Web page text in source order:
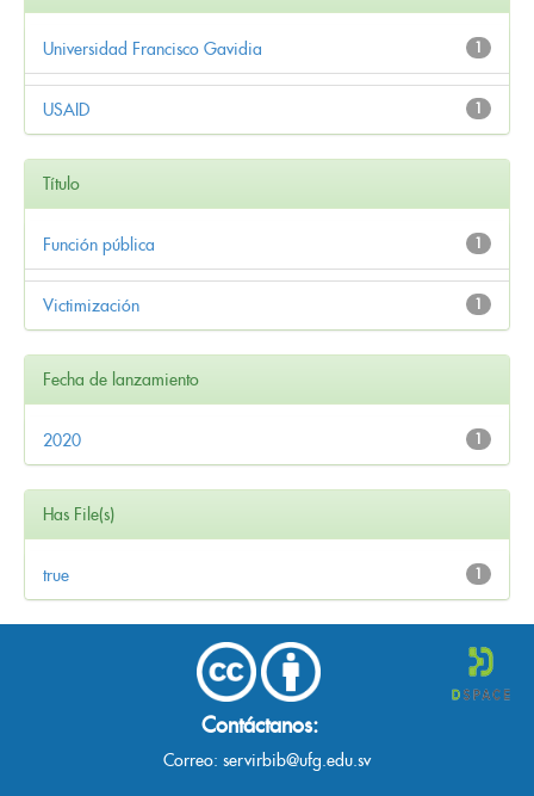
1
Universidad Francisco Gavidia
1
USAID
Título
1
Función pública
1
Victimización
Fecha de lanzamiento
1
2020
Has File(s)
1
true
Contáctanos:
Correo: servirbib@ufg.edu.sv